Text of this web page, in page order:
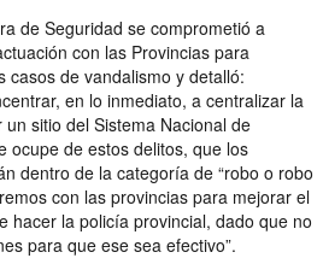
de Seguridad se comprometió a
con las Provincias para
casos de vandalismo y detalló:
en lo inmediato, a centralizar la
sitio del Sistema Nacional de
ocupe de estos delitos, que los
dentro de la categoría de “robo o robo
con las provincias para mejorar el
hacer la policía provincial, dado que no
para que ese sea efectivo”.